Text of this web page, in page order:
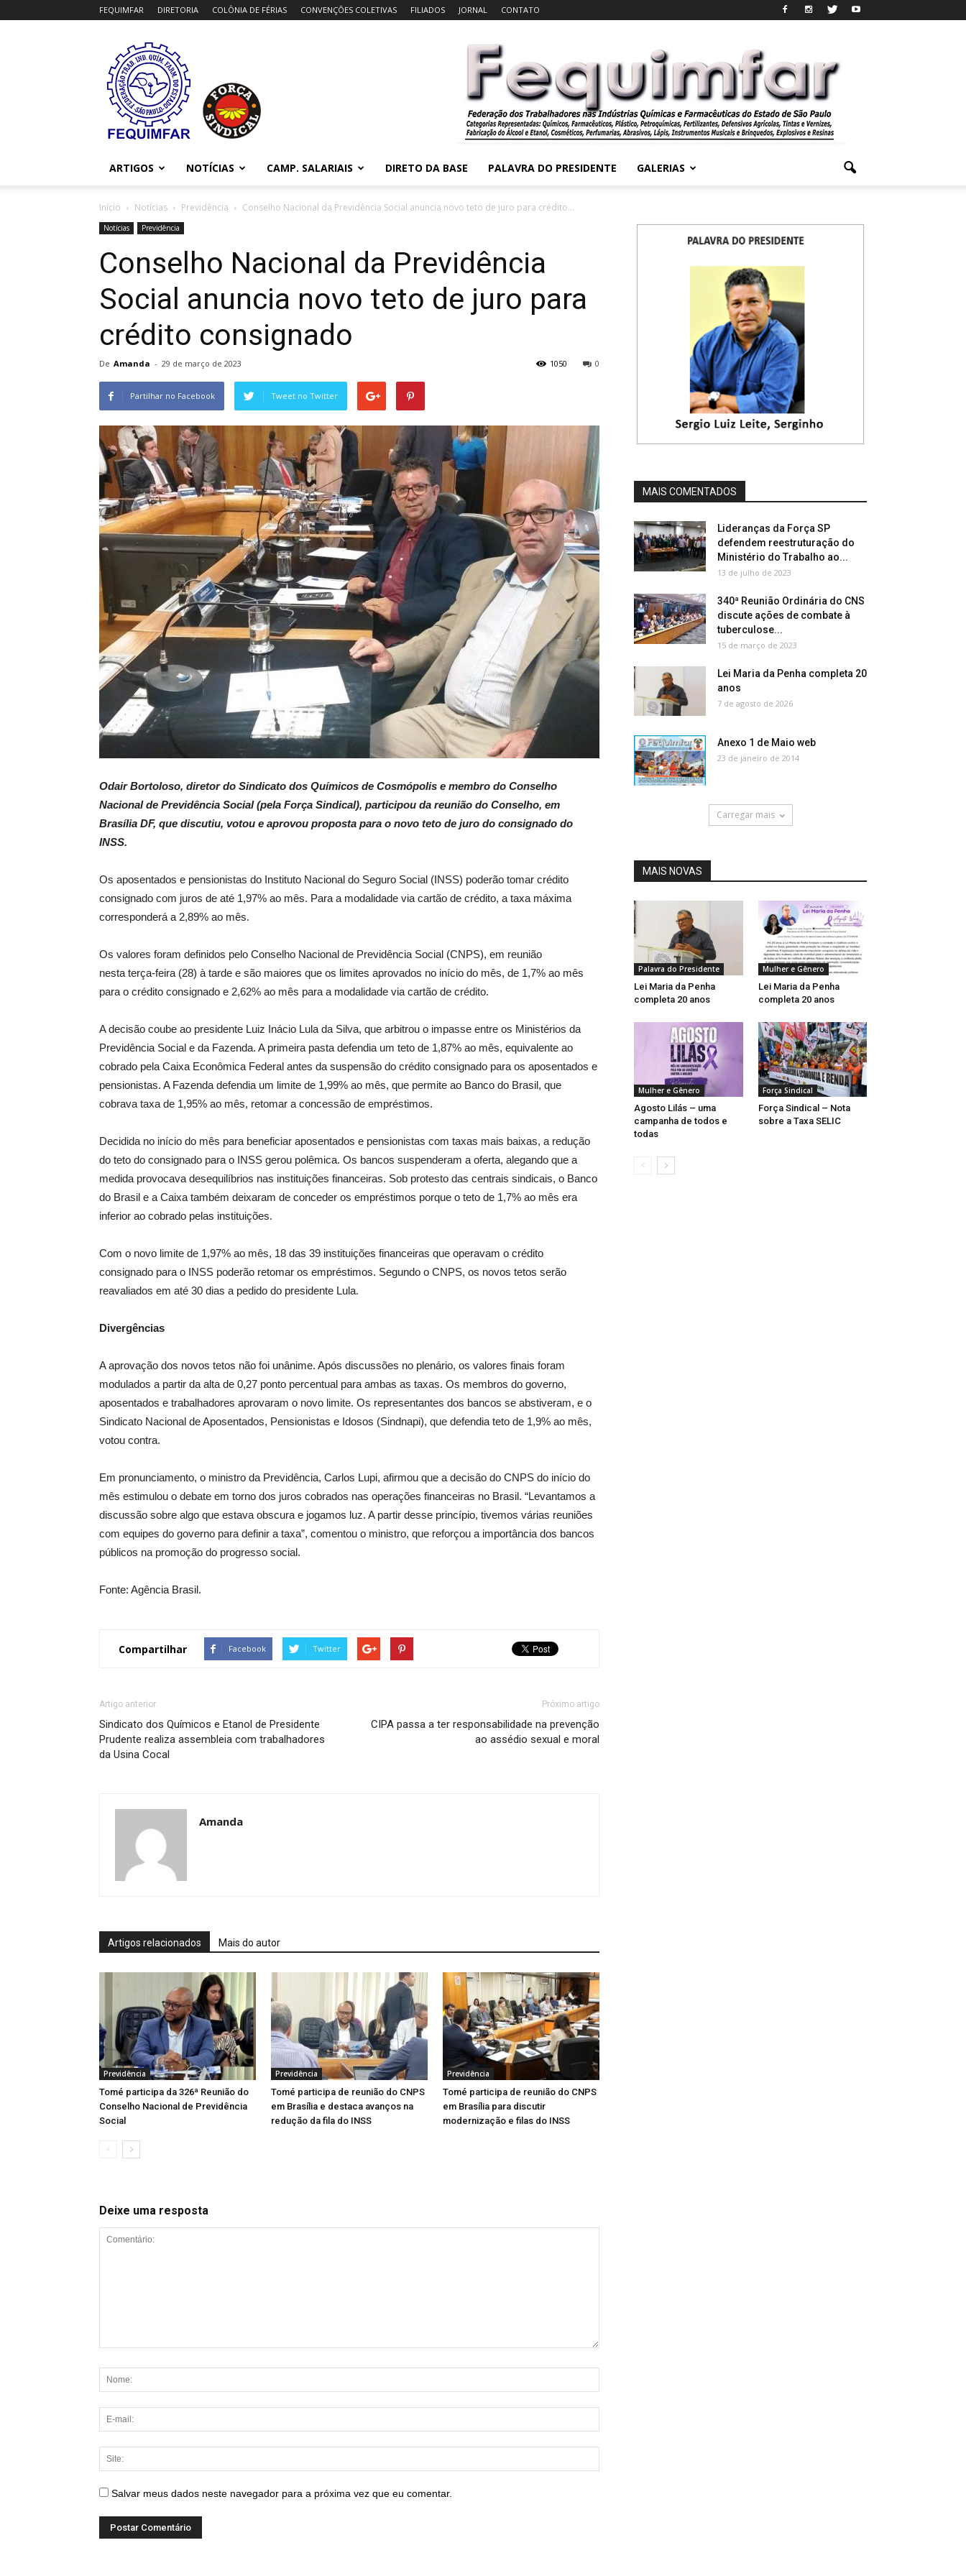
FEQUIMFAR DIRETORIA COLÔNIA DE FÉRIAS CONVENÇÕES COLETIVAS FILIADOS JORNAL CONTATO
ARTIGOS NOTÍCIAS CAMP. SALARIAIS DIRETO DA BASE PALAVRA DO PRESIDENTE GALERIAS
Início Notícias Previdência Conselho Nacional da Previdência Social anuncia novo teto de juro para crédito...
Notícias Previdência
Conselho Nacional da Previdência
Social anuncia novo teto de juro para
crédito consignado
De Amanda - 29 de março de 2023 0
1050
Partilhar no Facebook Tweet no Twitter
Odair Bortoloso, diretor do Sindicato dos Químicos de Cosmópolis e membro do Conselho
Nacional de Previdência Social (pela Força Sindical), participou da reunião do Conselho, em
Brasília DF, que discutiu, votou e aprovou proposta para o novo teto de juro do consignado do
INSS.
Os aposentados e pensionistas do Instituto Nacional do Seguro Social (INSS) poderão tomar crédito
consignado com juros de até 1,97% ao mês. Para a modalidade via cartão de crédito, a taxa máxima
corresponderá a 2,89% ao mês.
Os valores foram definidos pelo Conselho Nacional de Previdência Social (CNPS), em reunião
nesta terça-feira (28) à tarde e são maiores que os limites aprovados no início do mês, de 1,7% ao mês
para o crédito consignado e 2,62% ao mês para a modalidade via cartão de crédito.
A decisão coube ao presidente Luiz Inácio Lula da Silva, que arbitrou o impasse entre os Ministérios da
Previdência Social e da Fazenda. A primeira pasta defendia um teto de 1,87% ao mês, equivalente ao
cobrado pela Caixa Econômica Federal antes da suspensão do crédito consignado para os aposentados e
pensionistas. A Fazenda defendia um limite de 1,99% ao mês, que permite ao Banco do Brasil, que
cobrava taxa de 1,95% ao mês, retomar a concessão de empréstimos.
Decidida no início do mês para beneficiar aposentados e pensionistas com taxas mais baixas, a redução
do teto do consignado para o INSS gerou polêmica. Os bancos suspenderam a oferta, alegando que a
medida provocava desequilíbrios nas instituições financeiras. Sob protesto das centrais sindicais, o Banco
do Brasil e a Caixa também deixaram de conceder os empréstimos porque o teto de 1,7% ao mês era
inferior ao cobrado pelas instituições.
Com o novo limite de 1,97% ao mês, 18 das 39 instituições financeiras que operavam o crédito
consignado para o INSS poderão retomar os empréstimos. Segundo o CNPS, os novos tetos serão
reavaliados em até 30 dias a pedido do presidente Lula.
Divergências
A aprovação dos novos tetos não foi unânime. Após discussões no plenário, os valores finais foram
modulados a partir da alta de 0,27 ponto percentual para ambas as taxas. Os membros do governo,
aposentados e trabalhadores aprovaram o novo limite. Os representantes dos bancos se abstiveram, e o
Sindicato Nacional de Aposentados, Pensionistas e Idosos (Sindnapi), que defendia teto de 1,9% ao mês,
votou contra.
Em pronunciamento, o ministro da Previdência, Carlos Lupi, afirmou que a decisão do CNPS do início do
mês estimulou o debate em torno dos juros cobrados nas operações financeiras no Brasil. “Levantamos a
discussão sobre algo que estava obscura e jogamos luz. A partir desse princípio, tivemos várias reuniões
com equipes do governo para definir a taxa”, comentou o ministro, que reforçou a importância dos bancos
públicos na promoção do progresso social.
Fonte: Agência Brasil.
Compartilhar Facebook Twitter
Artigo anterior
Sindicato dos Químicos e Etanol de Presidente
Prudente realiza assembleia com trabalhadores
da Usina Cocal
Próximo artigo
CIPA passa a ter responsabilidade na prevenção
ao assédio sexual e moral
Amanda
Artigos relacionados Mais do autor
Previdência
Tomé participa da 326ª Reunião do
Conselho Nacional de Previdência
Social
Previdência
Tomé participa de reunião do CNPS
em Brasília e destaca avanços na
redução da fila do INSS
Previdência
Tomé participa de reunião do CNPS
em Brasília para discutir
modernização e filas do INSS
Deixe uma resposta
Salvar meus dados neste navegador para a próxima vez que eu comentar.
MAIS COMENTADOS
Lideranças da Força SP
defendem reestruturação do
Ministério do Trabalho ao...
13 de julho de 2023
340ª Reunião Ordinária do CNS
discute ações de combate à
tuberculose...
15 de março de 2023
Lei Maria da Penha completa 20
anos
7 de agosto de 2026
Anexo 1 de Maio web
23 de janeiro de 2014
Carregar mais
MAIS NOVAS
Palavra do Presidente
Lei Maria da Penha
completa 20 anos
Mulher e Gênero
Lei Maria da Penha
completa 20 anos
Mulher e Gênero
Agosto Lilás – uma
campanha de todos e
todas
Força Sindical
Força Sindical – Nota
sobre a Taxa SELIC